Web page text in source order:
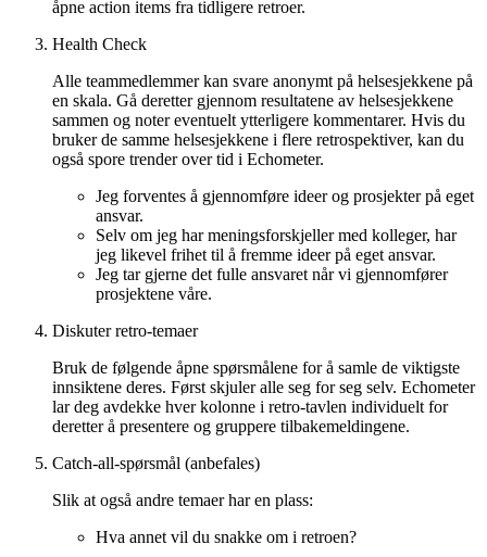
åpne action items fra tidligere retroer.
Health Check
Alle teammedlemmer kan svare anonymt på helsesjekkene på
en skala. Gå deretter gjennom resultatene av helsesjekkene
sammen og noter eventuelt ytterligere kommentarer. Hvis du
bruker de samme helsesjekkene i flere retrospektiver, kan du
også spore trender over tid i Echometer.
Jeg forventes å gjennomføre ideer og prosjekter på eget
ansvar.
Selv om jeg har meningsforskjeller med kolleger, har
jeg likevel frihet til å fremme ideer på eget ansvar.
Jeg tar gjerne det fulle ansvaret når vi gjennomfører
prosjektene våre.
Diskuter retro-temaer
Bruk de følgende åpne spørsmålene for å samle de viktigste
innsiktene deres. Først skjuler alle seg for seg selv. Echometer
lar deg avdekke hver kolonne i retro-tavlen individuelt for
deretter å presentere og gruppere tilbakemeldingene.
Catch-all-spørsmål (anbefales)
Slik at også andre temaer har en plass:
Hva annet vil du snakke om i retroen?